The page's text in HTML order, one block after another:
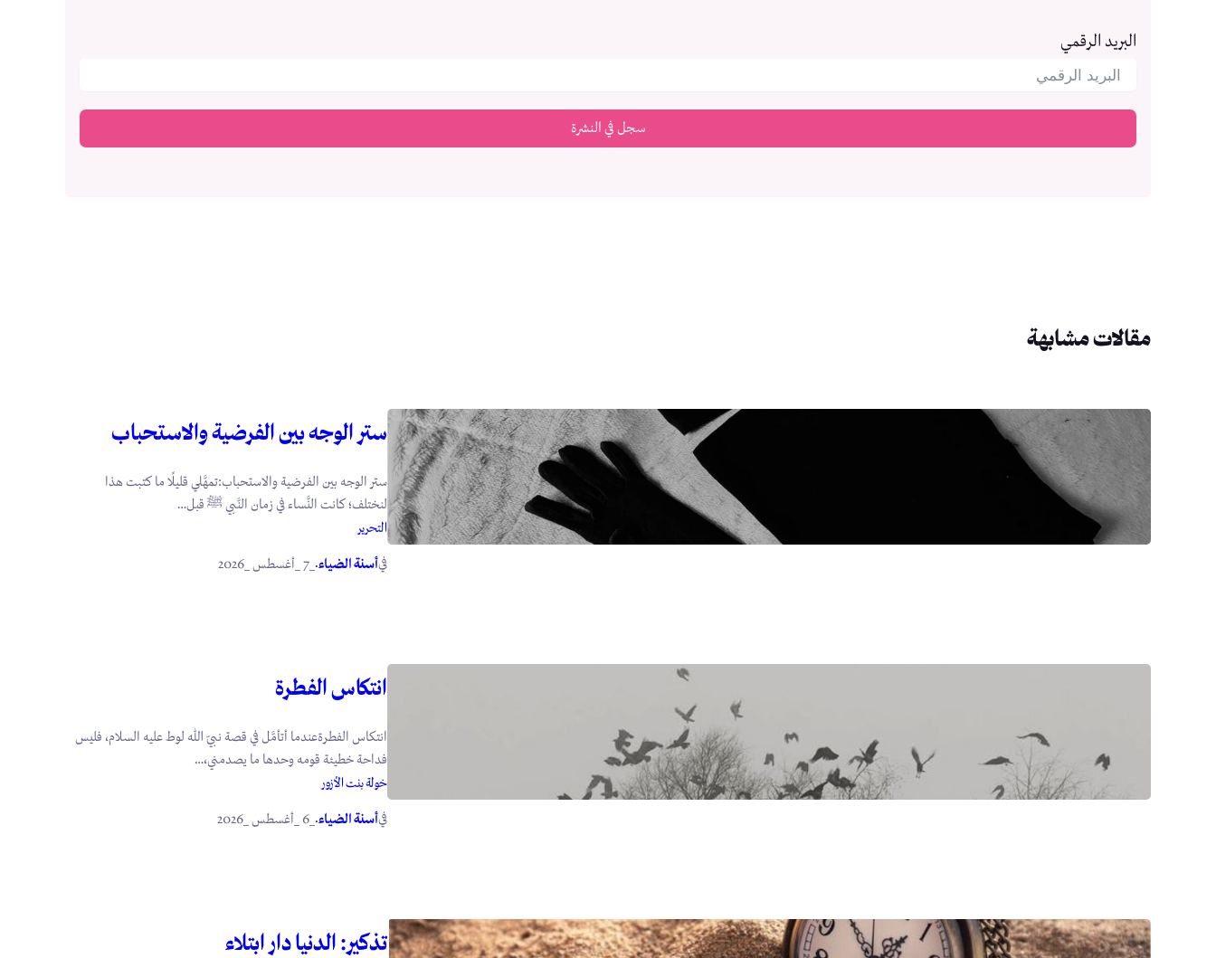
البريد الرقمي
سجل في النشرة
مقالات مشابهة
ستر الوجه بين الفرضية والاستحباب
ستر الوجه بين الفرضية والاستحباب:تمهَّلي قليلًا ما كتبت هذا
لنختلف؛ كانت النَّساء في زمان النَّبي ﷺ قبل…
التحرير
فيأسنة الضياء.
انتكاس الفطرة
انتكاس الفطرةعندما أتأمَّل في قصة نبيّ الله لوط عليه السلام، فليس
فداحة خطيئة قومه وحدها ما يصدمني،…
خولة بنت الأزور
فيأسنة الضياء.
تذكير: الدنيا دار ابتلاء